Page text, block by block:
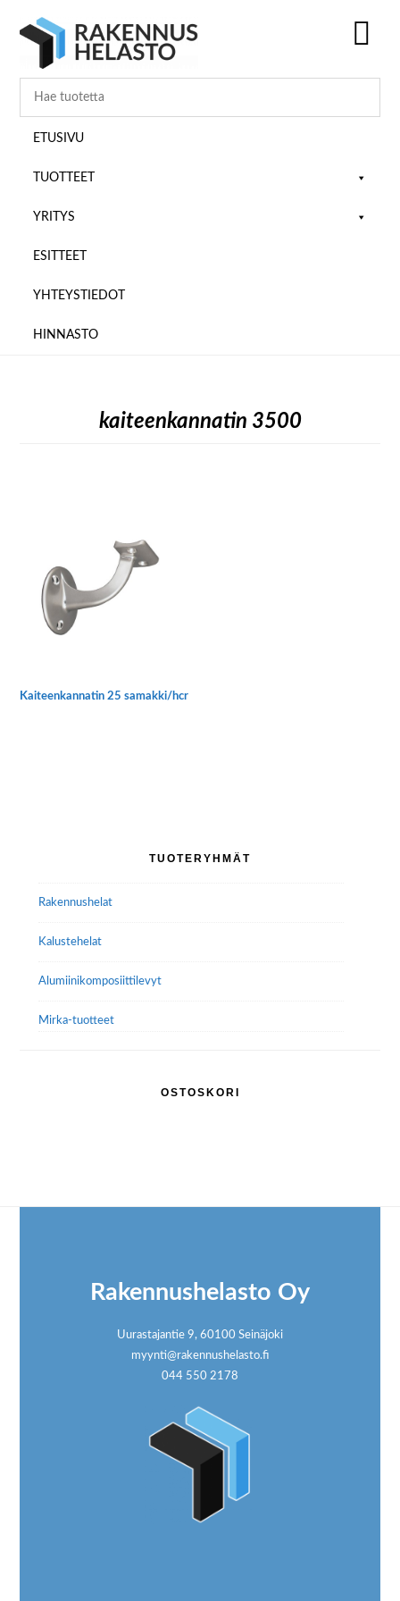
pääsisältöön
ensisijaiseen
alatunnisteeseen
ETUSIVU
TUOTTEET
YRITYS
ESITTEET
YHTEYSTIEDOT
HINNASTO
kaiteenkannatin 3500
Kaiteenkannatin 25 samakki/hcr
TUOTERYHMÄT
Rakennushelat
Kalustehelat
Alumiini­komposiitti­levyt
Mirka-tuotteet
OSTOSKORI
Rakennushelasto Oy
Uurastajantie 9, 60100 Seinäjoki
myynti@rakennushelasto.fi
044 550 2178